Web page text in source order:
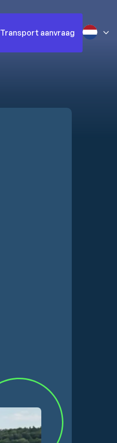
Transport aanvraag